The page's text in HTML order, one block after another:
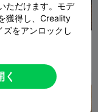
ただけます。モデ
獲得し、Creality
をアンロックし